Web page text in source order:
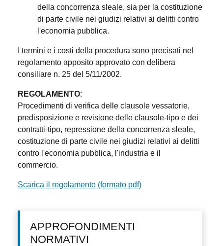
della concorrenza sleale, sia per la costituzione
di parte civile nei giudizi relativi ai delitti contro
l'economia pubblica.
I termini e i costi della procedura sono precisati nel
regolamento apposito approvato con delibera
consiliare n. 25 del 5/11/2002.
REGOLAMENTO:
Procedimenti di verifica delle clausole vessatorie,
predisposizione e revisione delle clausole-tipo e dei
contratti-tipo, repressione della concorrenza sleale,
costituzione di parte civile nei giudizi relativi ai delitti
contro l'economia pubblica, l'industria e il
commercio.
Scarica il regolamento (formato pdf)
APPROFONDIMENTI
NORMATIVI